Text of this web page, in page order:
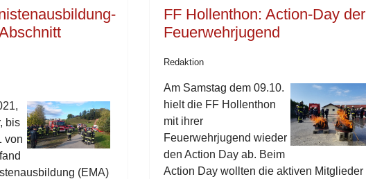
bis
von
(EMA)
FF Hollenthon: Action-Day der
Feuerwehrjugend
Redaktion
Am Samstag dem 09.10.
hielt die FF Hollenthon
mit ihrer
Feuerwehrjugend wieder
den Action Day ab. Beim
Action Day wollten die aktiven Mitglieder